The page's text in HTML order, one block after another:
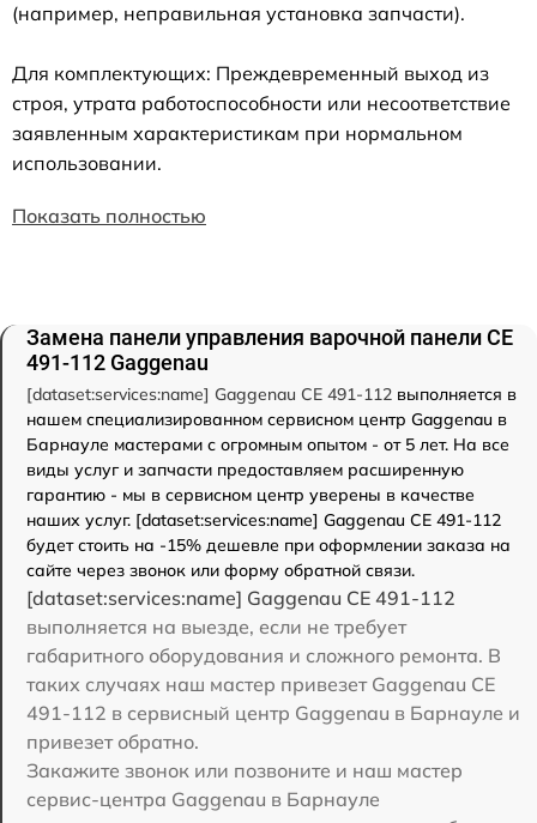
(например, неправильная установка запчасти).
Для комплектующих: Преждевременный выход из
строя, утрата работоспособности или несоответствие
заявленным характеристикам при нормальном
использовании.
Показать полностью
Замена панели управления варочной панели CE
491-112 Gaggenau
[dataset:services:name] Gaggenau CE 491-112 выполняется в
нашем специализированном сервисном центр Gaggenau в
Барнауле мастерами с огромным опытом - от 5 лет. На все
виды услуг и запчасти предоставляем расширенную
гарантию - мы в сервисном центр уверены в качестве
наших услуг. [dataset:services:name] Gaggenau CE 491-112
будет стоить на -15% дешевле при оформлении заказа на
сайте через звонок или форму обратной связи.
[dataset:services:name] Gaggenau CE 491-112
выполняется на выезде, если не требует
габаритного оборудования и сложного ремонта. В
таких случаях наш мастер привезет Gaggenau CE
491-112 в сервисный центр Gaggenau в Барнауле и
привезет обратно.
Закажите звонок или позвоните и наш мастер
сервис-центра Gaggenau в Барнауле